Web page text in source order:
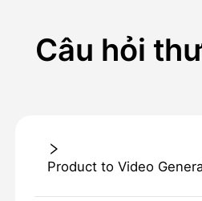
Câu hỏi
Product to Video